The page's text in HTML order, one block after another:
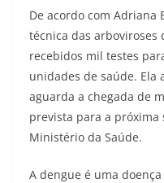
De acordo com
técnica das arboviroses
recebidos mil testes
unidades de saúde. Ela
aguarda a chegada de
prevista para a
Ministério da Saúde.
A dengue é uma